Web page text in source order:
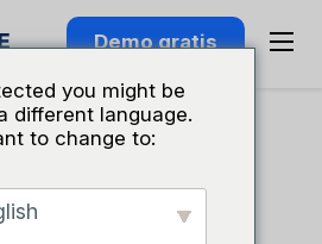
Demo gratis
que los
de
you might be
different language.
to change to: